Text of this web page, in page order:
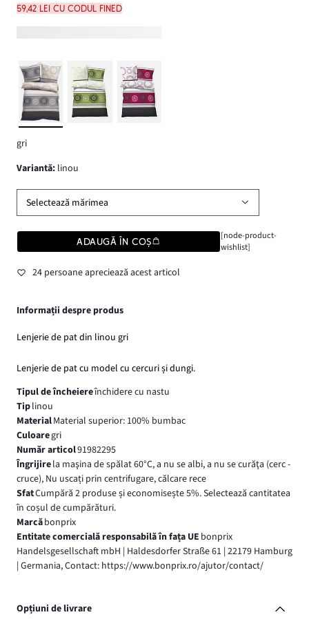
59,42 lei cu codul FINED
gri
variantă: linou
Selectează mărimea
ADAUGĂ ÎN COȘ
[node-product-
wishlist]
24 persoane apreciează acest articol
Informații despre produs
Lenjerie de pat din linou gri
Lenjerie de pat cu model cu cercuri și dungi.
Tipul de încheiereînchidere cu nastu
Tiplinou
MaterialMaterial superior: 100% bumbac
Culoaregri
Număr articol91982295
Îngrijirela maşina de spălat 60°C, a nu se albi, a nu se curăţa (cerc -
cruce), Nu uscați prin centrifugare, călcare rece
SfatCumpără 2 produse și economisește 5%. Selectează cantitatea
în coșul de cumpărături.
Marcăbonprix
Entitate comercială responsabilă în fața UE bonprix
Handelsgesellschaft mbH | Haldesdorfer Straße 61 | 22179 Hamburg
| Germania, Contact: https://www.bonprix.ro/ajutor/contact/
Opțiuni de livrare